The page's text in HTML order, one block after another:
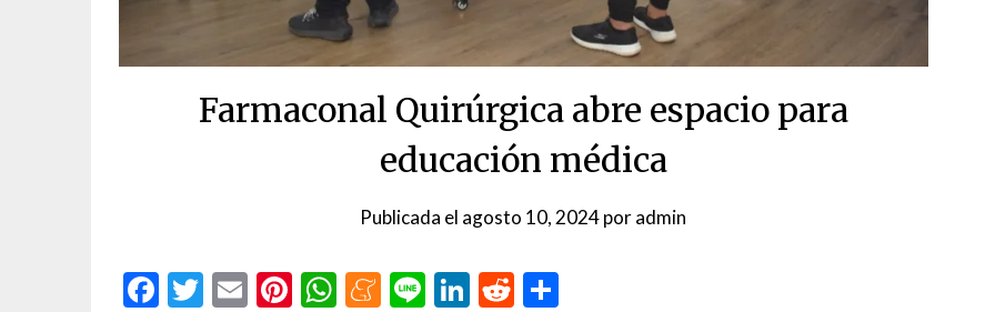
Farmaconal Quirúrgica abre espacio para
educación médica
Publicada el agosto 10, 2024poradmin
Facebook
Twitter
EmailPinterest
WhatsApp
Meneame
LineLinkedIn
Reddit